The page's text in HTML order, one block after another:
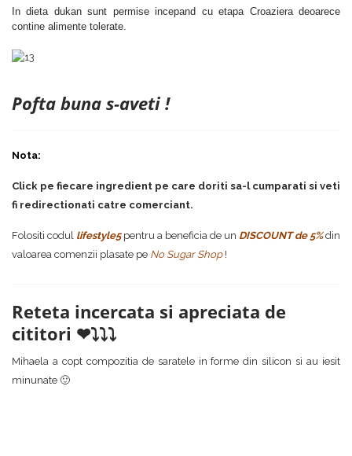
In dieta dukan sunt permise incepand cu etapa Croaziera deoarece
contine alimente tolerate.
Pofta buna s-aveti !
Nota:
Click pe fiecare ingredient pe care doriti sa-l cumparati si veti
fi redirectionati catre comerciant.
Folositi codul lifestyle5pentru a beneficia de un DISCOUNT de 5%din
valoarea comenzii plasate pe No Sugar Shop!
Reteta incercata si apreciata de
cititori ❤⤵⤵⤵
Mihaela a copt compozitia de saratele in forme din silicon si au iesit
minunate 🙂